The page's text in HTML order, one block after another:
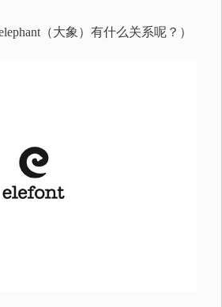
（大象）有什么关系呢？）